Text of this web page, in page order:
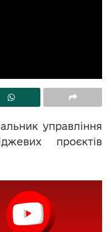
управління
проєктів